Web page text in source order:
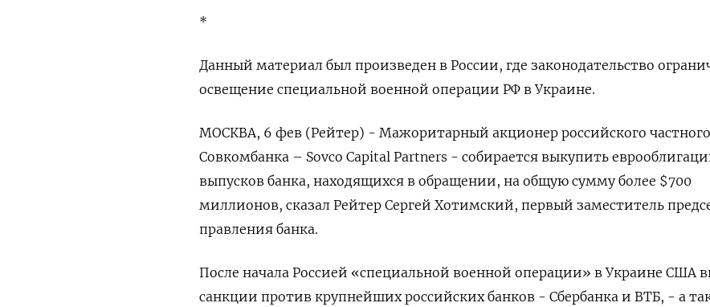
*
Данный материал был произведен в России, где законодательство
освещение специальной военной операции РФ в Украине.
МОСКВА, 6 фев (Рейтер) - Мажоритарный акционер российского частного
Совкомбанка – Sovco Capital Partners - собирается выкупить
выпусков банка, находящихся в обращении, на общую сумму более $700
миллионов, сказал Рейтер Сергей Хотимский, первый заместитель
правления банка.
После начала Россией «специальной военной операции» в Украине США
санкции против крупнейших российских банков - Сбербанка и ВТБ, - а